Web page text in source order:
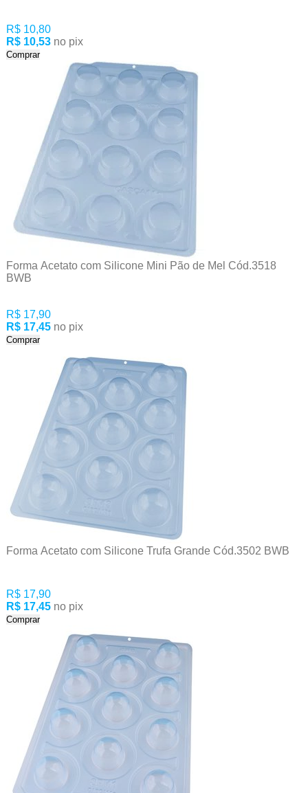
R$ 10,80
R$ 10,53
no pix
Comprar
Forma Acetato com Silicone Mini Pão de Mel Cód.3518
BWB
R$ 17,90
R$ 17,45
no pix
Comprar
Forma Acetato com Silicone Trufa Grande Cód.3502 BWB
R$ 17,90
R$ 17,45
no pix
Comprar